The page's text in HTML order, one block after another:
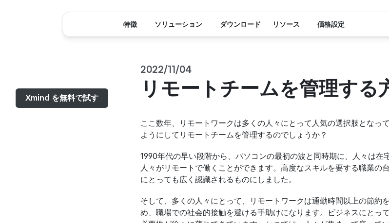
Xmind を無料で試す
2022/11/04
リモートチームを管理する
ここ数年、リモートワークは多くの人々にとって人気の選択肢とな
ようにしてリモートチームを管理するのでしょうか？
1990年代の早い段階から、パソコンの最初の波と同時期に、人々は
人々がリモートで働くことができます。高度なスキルを要する職業
にとっても広く認識されるものにしました。
そして、多くの人々にとって、リモートワークは通勤時間以上の節
め、職場での社会的接触を避ける手助けになります。ビジネスにと
特徴 ソリューション ダウンロード リソース 価格設定